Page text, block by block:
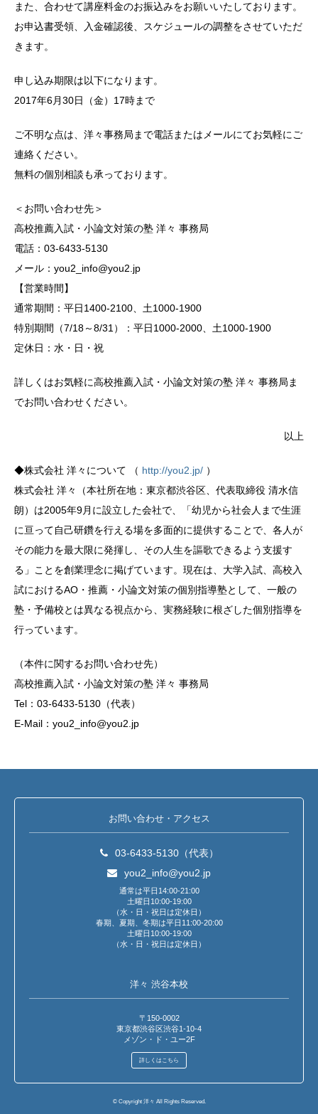
また、合わせて講座料金のお振込みをお願いいたしております。
お申込書受領、入金確認後、スケジュールの調整をさせていただ
きます。
申し込み期限は以下になります。
2017年6月30日（金）17時まで
ご不明な点は、洋々事務局まで電話またはメールにてお気軽にご
連絡ください。
無料の個別相談も承っております。
＜お問い合わせ先＞
高校推薦入試・小論文対策の塾 洋々 事務局
電話：03-6433-5130
メール：you2_info@you2.jp
【営業時間】
通常期間：平日1400-2100、土1000-1900
特別期間（7/18～8/31）：平日1000-2000、土1000-1900
定休日：水・日・祝
詳しくはお気軽に高校推薦入試・小論文対策の塾 洋々 事務局ま
でお問い合わせください。
以上
◆株式会社 洋々について （ http://you2.jp/ ）
株式会社 洋々（本社所在地：東京都渋谷区、代表取締役 清水信
朗）は2005年9月に設立した会社で、「幼児から社会人まで生涯
に亘って自己研鑽を行える場を多面的に提供することで、各人が
その能力を最大限に発揮し、その人生を謳歌できるよう支援す
る」ことを創業理念に掲げています。現在は、大学入試、高校入
試におけるAO・推薦・小論文対策の個別指導塾として、一般の
塾・予備校とは異なる視点から、実務経験に根ざした個別指導を
行っています。
（本件に関するお問い合わせ先）
高校推薦入試・小論文対策の塾 洋々 事務局
Tel：03-6433-5130（代表）
E-Mail：you2_info@you2.jp
お問い合わせ・アクセス
03-6433-5130（代表）
you2_info@you2.jp
通常は平日14:00-21:00
土曜日10:00-19:00
（水・日・祝日は定休日）
春期、夏期、冬期は平日11:00-20:00
土曜日10:00-19:00
（水・日・祝日は定休日）
洋々 渋谷本校
〒150-0002
東京都渋谷区渋谷1-10-4
メゾン・ド・ユー2F
詳しくはこちら
© Copyright 洋々 All Rights Reserved.